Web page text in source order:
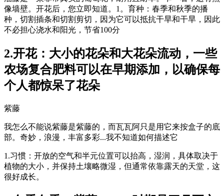
像墙壁。开花后，您立即知道。1。育种：春季和秋季的播
种，切割插条和切割剪切，因为它可以抵抗干旱和干旱，因此
不必担心浇水和阳光，节省100分
2.开花：大小的花朵和大花朵流动，一些
农场复合肥料可以在早期添加，以确保每
个人都惊呆了花朵
紫藤
我怎么不能说紫藤是紫藤的，而瓦瓦阿只是用它来按盒子的底
部。奇妙，浪漫，丰富多彩...我不知道如何描述它
1.习惯：开放的空气和半元位置可以抬高，湿润，具体取决于
植物的大小，并保持土壤略微湿，但通常依靠露天的天堂，这
很好成长。